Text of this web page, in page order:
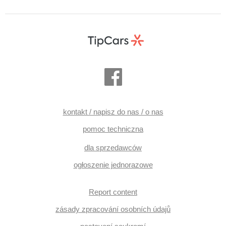
podgrzewane lusterka, czujnik deszczu, czujnik reflektorów,
wykończenie w drewnie, ABS, stabilizacja podwozia (ESP),
przeciwpoślizgowy system kół (ASR), isofix, komputer
opuszczane szyby, termometr zewnętrzny, napęd 4x4
kontakt / napisz do nas / o nas
pomoc techniczna
dla sprzedawców
ogłoszenie jednorazowe
Report content
zásady zpracování osobních údajů